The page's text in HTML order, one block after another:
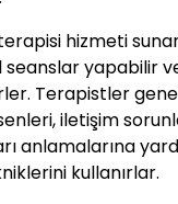
hizmeti
yapabilir
Terapistler
iletişim
anlamalarına
kullanırlar.